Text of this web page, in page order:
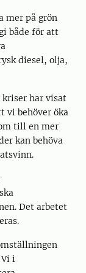
mer på grön
både för att
diesel, olja,
kriser har visat
vi behöver öka
till en mer
kan behöva
Det arbetet
i